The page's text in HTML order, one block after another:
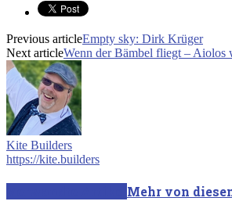
Previous articleEmpty sky: Dirk Krüger
Next articleWenn der Bämbel fliegt – Aiolos
Kite Builders
https://kite.builders
Mehr von